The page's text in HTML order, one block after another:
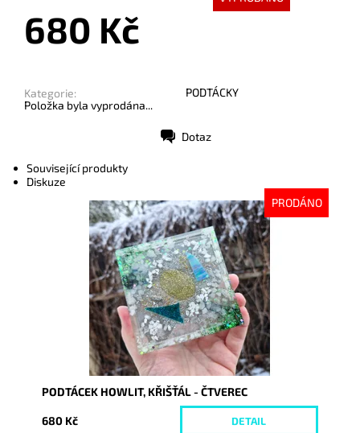
680 Kč
Kategorie:
PODTÁCKY
Položka byla vyprodána...
Dotaz
Související produkty
Diskuze
PRODÁNO
Dostupnost:
Vyprodáno
10095
PODTÁCEK HOWLIT, KŘIŠŤÁL - ČTVEREC
680 Kč DETAIL